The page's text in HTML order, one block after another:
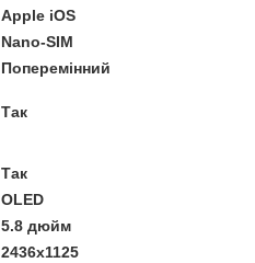
Apple iOS
Nano-SIM
Поперемінний
Так
Так
OLED
5.8 дюйм
2436х1125